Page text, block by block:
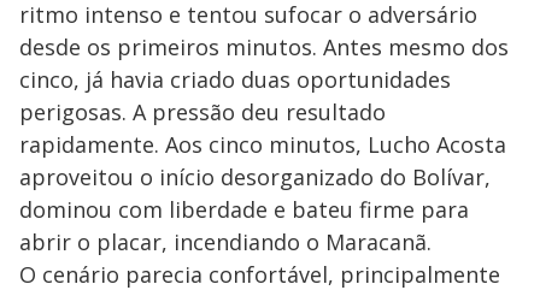
ritmo intenso e tentou sufocar o adversário
desde os primeiros minutos. Antes mesmo dos
cinco, já havia criado duas oportunidades
perigosas. A pressão deu resultado
rapidamente. Aos cinco minutos, Lucho Acosta
aproveitou o início desorganizado do Bolívar,
dominou com liberdade e bateu firme para
abrir o placar, incendiando o Maracanã.
O cenário parecia confortável, principalmente